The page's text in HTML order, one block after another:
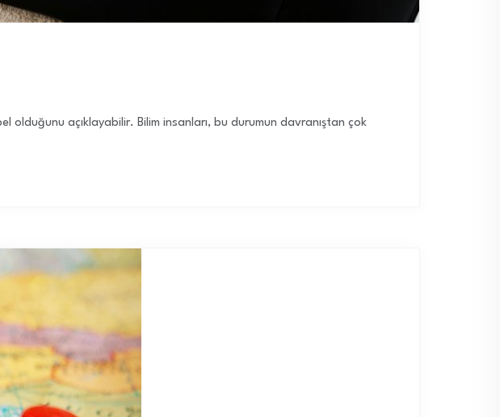
olduğunu açıklayabilir. Bilim insanları, bu durumun davranıştan çok